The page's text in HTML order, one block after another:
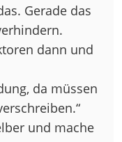
Gerade das
dann und
da müssen
und mache